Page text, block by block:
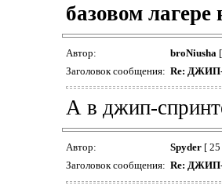
базовом лагере
Автор: broNiusha
Заголовок сообщения: Re:
А в джип-
Автор: Spyder[ 25
Заголовок сообщения: Re: